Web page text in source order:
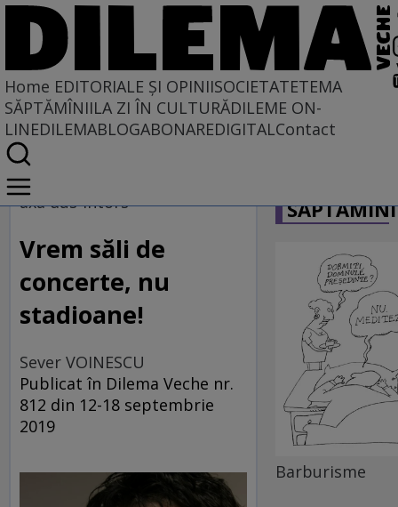
Home EDITORIALE ȘI OPINIISOCIETATETEMA
SĂPTĂMÎNIILA ZI ÎN CULTURĂDILEME ON-
LINEDILEMABLOGABONAREDIGITALContact
Home
EDITORIALE ȘI OPINII
axa dus-întors
Vrem săli de
concerte, nu
stadioane!
Sever VOINESCU
Publicat în Dilema Veche nr.
812 din 12-18 septembrie
2019
Barburisme